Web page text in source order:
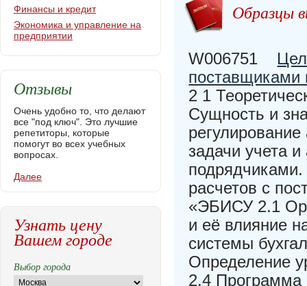
Образцы
W006751
поставщиками
2 1
Сущность и
задачи учета
подрядчиками.
расчетов с
«ЭБИСУ 2.1
и её влияние
системы
Определение
2.4 Программа
Финансы и кредит
Экономика и управление на
предприятии
Отзывы
Очень удобно то, что делают
все "под ключ". Это лучшие
репетиторы, которые
помогут во всех учебных
вопросах.
Далее
Узнать цену
Вашем городе
Выбор города